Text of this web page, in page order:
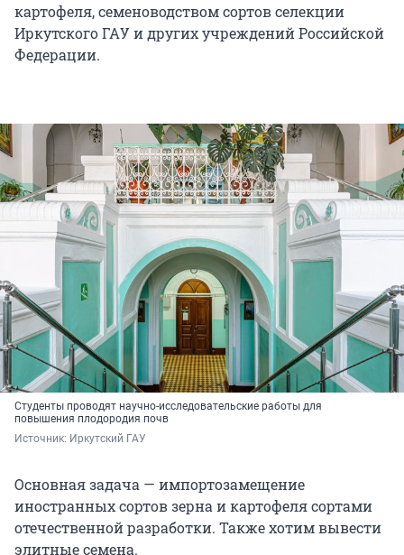
картофеля, семеноводством сортов селекции
Иркутского ГАУ и других учреждений Российской
Федерации.
Студенты проводят научно-исследовательские работы для
повышения плодородия почв
Источник: Иркутский ГАУ
Основная задача — импортозамещение
иностранных сортов зерна и картофеля сортами
отечественной разработки. Также хотим вывести
элитные семена.